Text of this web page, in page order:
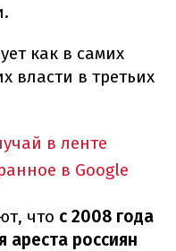
как в самих
власти в третьих
в ленте
в Google
что с 2008 года
ареста россиян